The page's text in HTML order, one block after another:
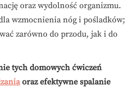
oraz wydolność organizmu.
wzmocnienia nóg i pośladków;
zarówno do przodu, jak i do
tych domowych ćwiczeń
oraz efektywne spalanie